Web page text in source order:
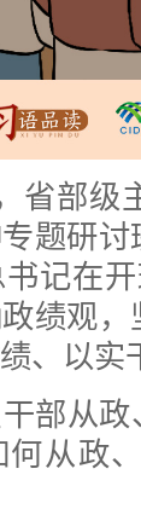
部级主
题研
记在
绩观
、以实
从政
何从政